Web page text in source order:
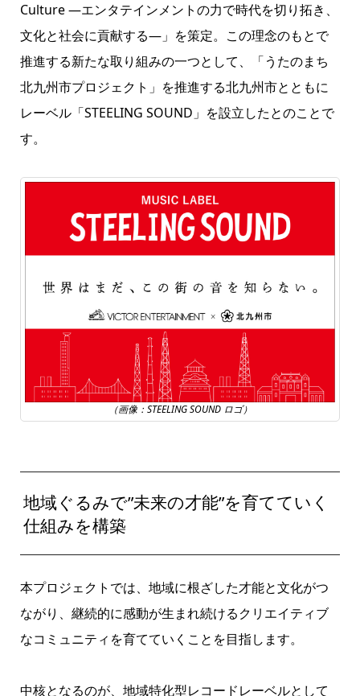
Culture —エンタテインメントの力で時代を切り拓き、
文化と社会に貢献する—」を策定。この理念のもとで
推進する新たな取り組みの一つとして、「うたのまち
北九州市プロジェクト」を推進する北九州市とともに
レーベル「STEELING SOUND」を設立したとのことで
す。
（画像：STEELING SOUND ロゴ）
地域ぐるみで”未来の才能”を育てていく
仕組みを構築
本プロジェクトでは、地域に根ざした才能と文化がつ
ながり、継続的に感動が生まれ続けるクリエイティブ
なコミュニティを育てていくことを目指します。
中核となるのが、地域特化型レコードレーベルとして